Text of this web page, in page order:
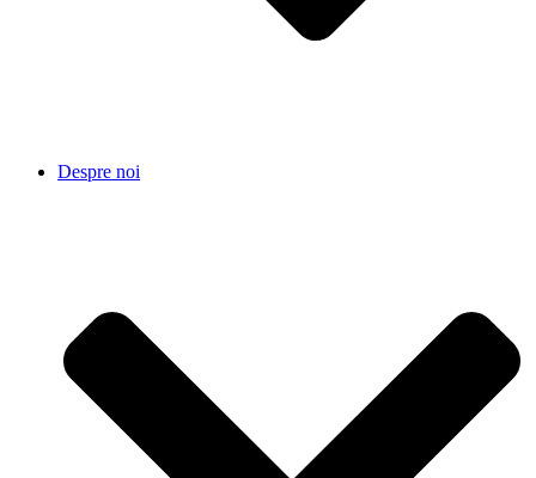
Despre noi